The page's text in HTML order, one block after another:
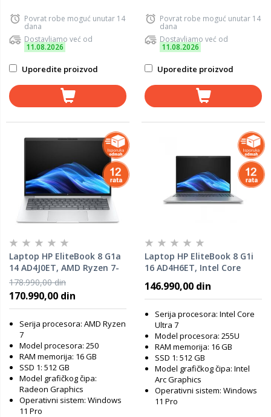
Povrat robe moguć unutar 14
dana
Dostavljamo već od
11.08.2026
Uporedite proizvod
Povrat robe moguć unutar 14
dana
Dostavljamo već od
11.08.2026
Uporedite proizvod
Laptop HP EliteBook 8 G1a
14 AD4J0ET, AMD Ryzen 7-
250, 16GB RAM, 512GB SSD,
Windows 11 Pro
178.990,00 din
170.990,00 din
Serija procesora: AMD Ryzen
7
Model procesora: 250
RAM memorija: 16 GB
SSD 1: 512 GB
Model grafičkog čipa:
Radeon Graphics
Operativni sistem: Windows
11 Pro
Laptop HP EliteBook 8 G1i
16 AD4H6ET, Intel Core
512GB SSD, Windows 11 Pro
146.990,00 din
Serija procesora: Intel Core
Ultra 7
Model procesora: 255U
RAM memorija: 16 GB
SSD 1: 512 GB
Model grafičkog čipa: Intel
Arc Graphics
Operativni sistem: Windows
11 Pro